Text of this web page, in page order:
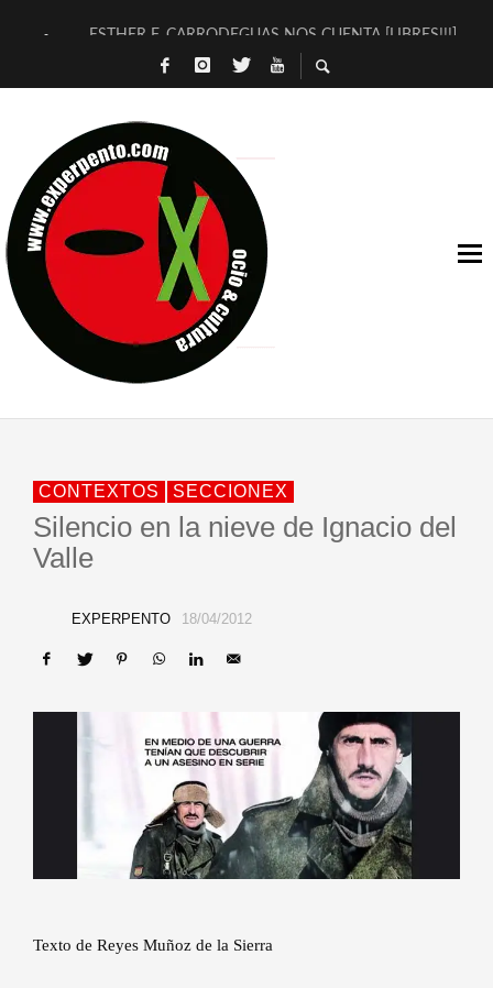
ESTHER F. CARRODEGUAS NOS CUENTA [LIBRES!!!]
[TERRA DE GUAPES] DE SANDRA MONFORT
TIMBRE 4, LA ESCUELA DEL DIRECTOR TEATRAL CLAUDIO
30 AÑOS (NO ES NADA) DE LA KATARSIS DEL TOMATAZO
MILITARES JUDÍAS EN #EXVITA
D’BALDOMEROS REINVENTAN [BITÁCORA 3.0] EN EXVITA
MARSHALL FLASH PRESENTA EN EXVITA [RELATIVA
JOFRE BARDAGÍ EN EXVITA INTERPRETANDO A SERRAT
CONTEXTOS SECCIONEX
Silencio en la nieve de Ignacio del
Valle
EXPERPENTO 18/04/2012
Texto de Reyes Muñoz de la Sierra